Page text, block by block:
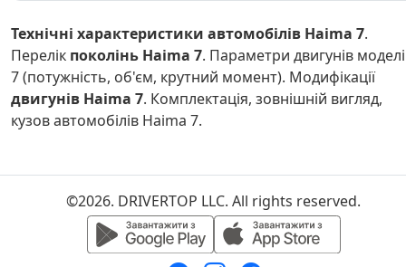
Технічні характеристики автомобілів Haima 7.
Перелік поколінь Haima 7. Параметри двигунів моделі
7 (потужність, об'єм, крутний момент). Модифікації
двигунів Haima 7. Комплектація, зовнішній вигляд,
кузов автомобілів Haima 7.
©2026. DRIVERTOP LLC. All rights reserved.